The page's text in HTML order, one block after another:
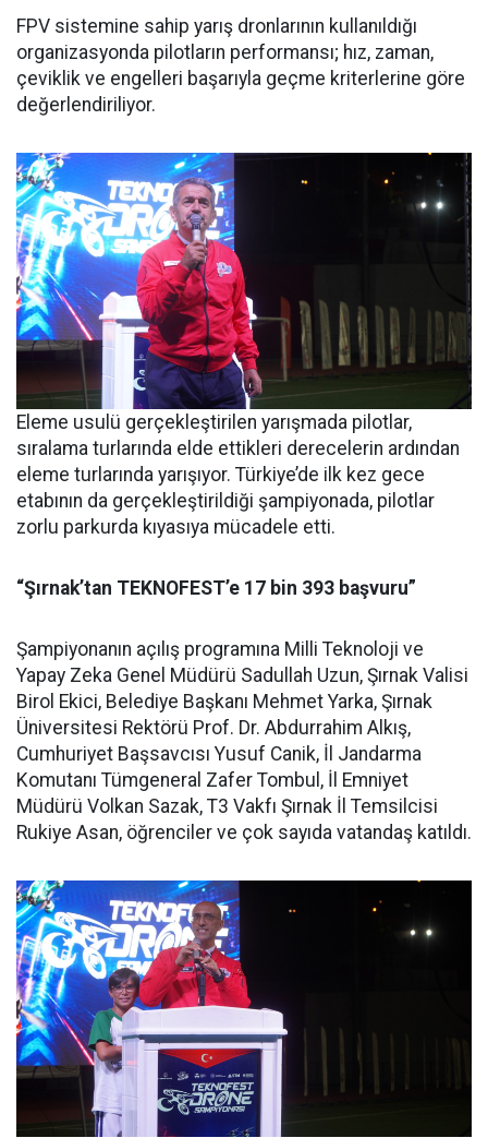
FPV sistemine sahip yarış dronlarının kullanıldığı
organizasyonda pilotların performansı; hız, zaman,
çeviklik ve engelleri başarıyla geçme kriterlerine göre
değerlendiriliyor.
Eleme usulü gerçekleştirilen yarışmada pilotlar,
sıralama turlarında elde ettikleri derecelerin ardından
eleme turlarında yarışıyor. Türkiye’de ilk kez gece
etabının da gerçekleştirildiği şampiyonada, pilotlar
zorlu parkurda kıyasıya mücadele etti.
“Şırnak’tan TEKNOFEST’e 17 bin 393 başvuru”
Şampiyonanın açılış programına Milli Teknoloji ve
Yapay Zeka Genel Müdürü Sadullah Uzun, Şırnak Valisi
Birol Ekici, Belediye Başkanı Mehmet Yarka, Şırnak
Üniversitesi Rektörü Prof. Dr. Abdurrahim Alkış,
Cumhuriyet Başsavcısı Yusuf Canik, İl Jandarma
Komutanı Tümgeneral Zafer Tombul, İl Emniyet
Müdürü Volkan Sazak, T3 Vakfı Şırnak İl Temsilcisi
Rukiye Asan, öğrenciler ve çok sayıda vatandaş katıldı.